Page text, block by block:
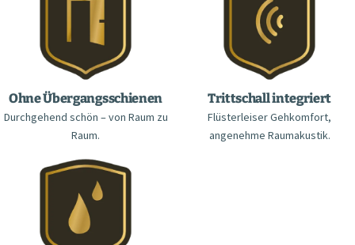
Ohne Übergangsschienen
Durchgehend schön – von Raum zu
Raum.
Trittschall integriert
Flüsterleiser Gehkomfort,
angenehme Raumakustik.